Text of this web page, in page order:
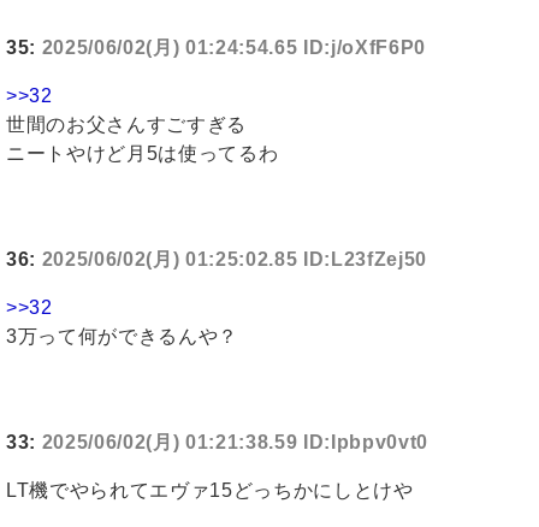
35: 2025/06/02(月) 01:24:54.65 ID:j/oXfF6P0
>>32
世間のお父さんすごすぎる
ニートやけど月5は使ってるわ
36: 2025/06/02(月) 01:25:02.85 ID:L23fZej50
>>32
3万って何ができるんや？
33: 2025/06/02(月) 01:21:38.59 ID:Ipbpv0vt0
LT機でやられてエヴァ15どっちかにしとけや